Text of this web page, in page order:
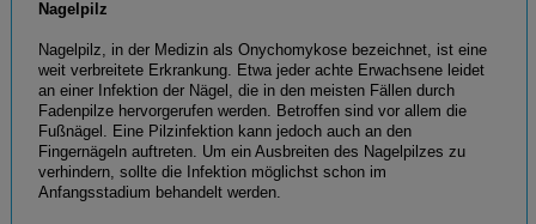
Nagelpilz
Nagelpilz, in der Medizin als Onychomykose bezeichnet, ist eine
weit verbreitete Erkrankung. Etwa jeder achte Erwachsene leidet
an einer Infektion der Nägel, die in den meisten Fällen durch
Fadenpilze hervorgerufen werden. Betroffen sind vor allem die
Fußnägel. Eine Pilzinfektion kann jedoch auch an den
Fingernägeln auftreten. Um ein Ausbreiten des Nagelpilzes zu
verhindern, sollte die Infektion möglichst schon im
Anfangsstadium behandelt werden.